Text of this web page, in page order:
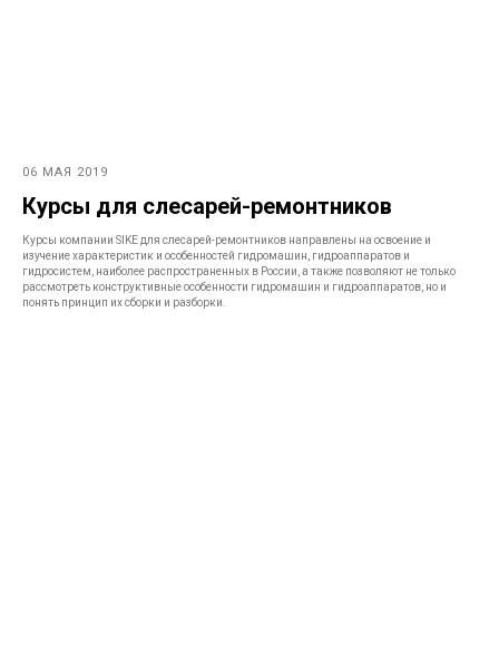
06 МАЯ 2019
Курсы для слесарей-ремонтников
Курсы компании SIKE для слесарей-ремонтников направлены на освоение и
изучение характеристик и особенностей гидромашин, гидроаппаратов и
гидросистем, наиболее распространенных в России, а также позволяют не только
рассмотреть конструктивные особенности гидромашин и гидроаппаратов, но и
понять принцип их сборки и разборки.